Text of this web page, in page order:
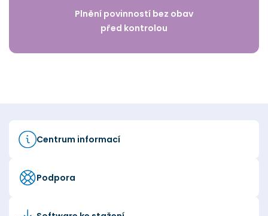
Plnění povinností bez obav
před kontrolou
Centrum informací
Podpora